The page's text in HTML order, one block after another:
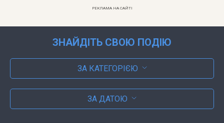
РЕКЛАМА НА САЙТІ
ЗНАЙДІТЬ СВОЮ ПОДІЮ
ЗА КАТЕГОРІЄЮ
ЗА ДАТОЮ